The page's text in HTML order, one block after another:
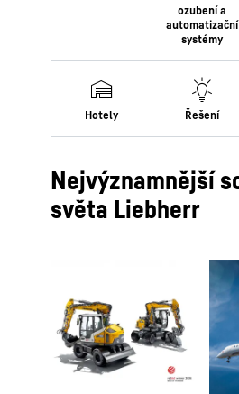
Nejvýznamnější
světa Liebherr